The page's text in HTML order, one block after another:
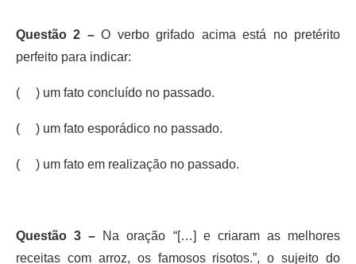
Questão 2 –O verbo grifado acima está no pretérito
perfeito para indicar:
( ) um fato concluído no passado.
( ) um fato esporádico no passado.
( ) um fato em realização no passado.
Questão 3 – Na oração “[…] e criaram as melhores
receitas com arroz, os famosos risotos.”, o sujeito do